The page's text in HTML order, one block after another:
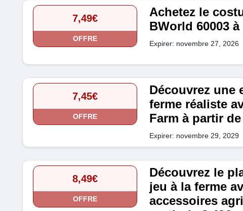
7,49€
OFFRE
Achetez le
BWorld 60003
Expirer: novembre 27, 2026
7,45€
OFFRE
Découvrez une
ferme réaliste
Farm à partir de
Expirer: novembre 29, 2029
8,49€
OFFRE
Découvrez le
jeu à la ferme
accessoires